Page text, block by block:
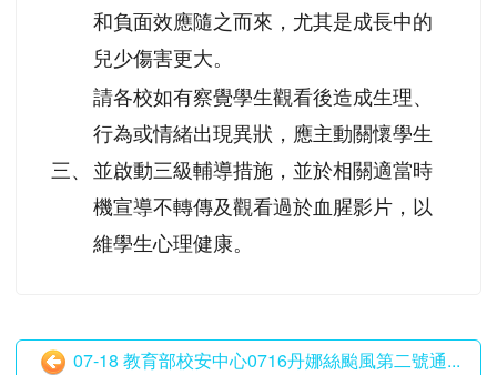
和負面效應隨之而來，尤其是成長中的
兒少傷害更大。
三、
請各校如有察覺學生觀看後造成生理、
行為或情緒出現異狀，應主動關懷學生
並啟動三級輔導措施，並於相關適當時
機宣導不轉傳及觀看過於血腥影片，以
維學生心理健康。
07-18 教育部校安中心0716丹娜絲颱風第二號通...